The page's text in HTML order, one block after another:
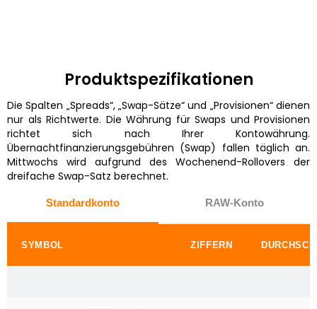
Produktspezifikationen
Die Spalten „Spreads“, „Swap-Sätze“ und „Provisionen“ dienen
nur als Richtwerte. Die Währung für Swaps und Provisionen
richtet sich nach Ihrer Kontowährung.
Übernachtfinanzierungsgebühren (Swap) fallen täglich an.
Mittwochs wird aufgrund des Wochenend-Rollovers der
dreifache Swap-Satz berechnet.
Standardkonto RAW-Konto
SYMBOL ZIFFERN